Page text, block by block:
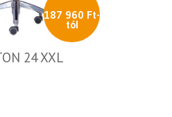
187 960 Ft-
tól
24 XXL